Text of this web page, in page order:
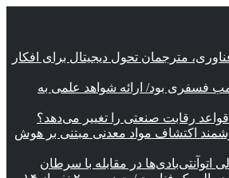
مترجمان تحول دیجیتال برای افکار
فسفری بود/ ارائه شواهد علمی به
رقابت صنعتی را تغییر می‌دهد؟
اکتشاف مواد معدنی مبتنی بر هوش
در مقابله با سرطان